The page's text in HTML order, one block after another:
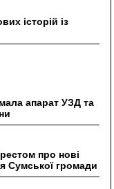
історій із
апарат УЗД та
про нові
Сумської громади